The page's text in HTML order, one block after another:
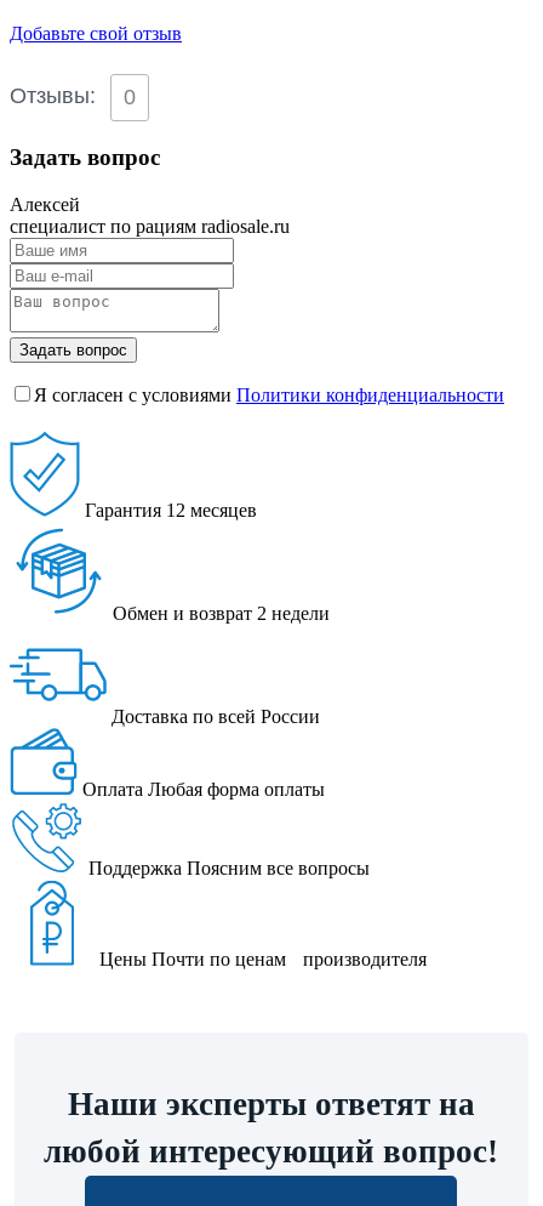
Добавьте свой отзыв
Отзывы: 0
Задать вопрос
Алексей
специалист по рациям radiosale.ru
Задать вопрос
Я согласен с условиями Политики конфиденциальности
Гарантия 12 месяцев
Обмен и возврат 2 недели
Доставка по всей России
Оплата Любая форма оплаты
Поддержка Поясним все вопросы
Цены Почти по ценам производителя
Наши эксперты ответят на
любой интересующий вопрос!